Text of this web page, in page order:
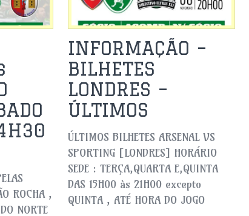
ROCHA ,
NORTE
INFORMAÇÃO –
BILHETES
LONDRES –
ÚLTIMOS
ÚLTIMOS BILHETES ARSENAL VS
SPORTING [LONDRES] HORÁRIO
SEDE : TERÇA,QUARTA E,QUINTA
DAS 15H00 às 21H00 excepto
QUINTA , ATÉ HORA DO JOGO